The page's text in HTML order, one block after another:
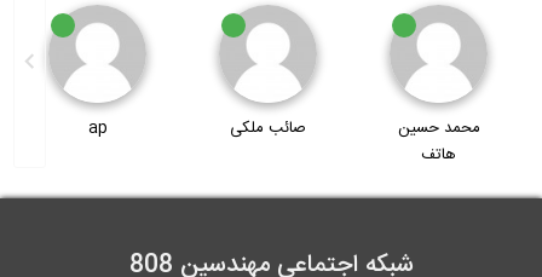
محمد حسین
هاتف
صائب ملکی ap
شبکه اجتماعی مهندسین 808